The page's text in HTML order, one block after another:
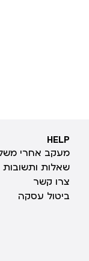
HELP
HELP
מעקב אחרי
שאלות ותשובות
צרו קשר
ביטול עסקה